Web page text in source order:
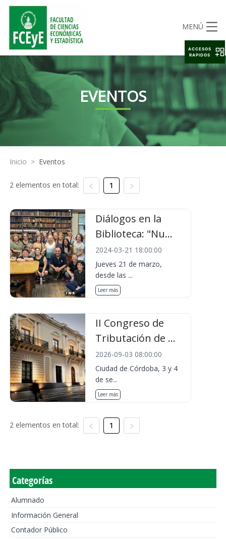
MENÚ
EVENTOS
Inicio > Eventos
2 elementos en total: 1
Diálogos en la
Biblioteca: "Nu...
2024-03-21 18:00:00
Jueves 21 de marzo,
desde las ...
Leer más
II Congreso de
Tributación de ...
2026-09-03 08:00:00
Ciudad de Córdoba, 3 y 4
de se...
Leer más
2 elementos en total: 1
Categorías
Alumnado
Información General
Contador Público
ACCESOS
RAPIDOS